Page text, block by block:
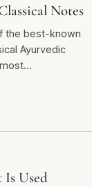
Notes
the best-known
Ayurvedic
Used